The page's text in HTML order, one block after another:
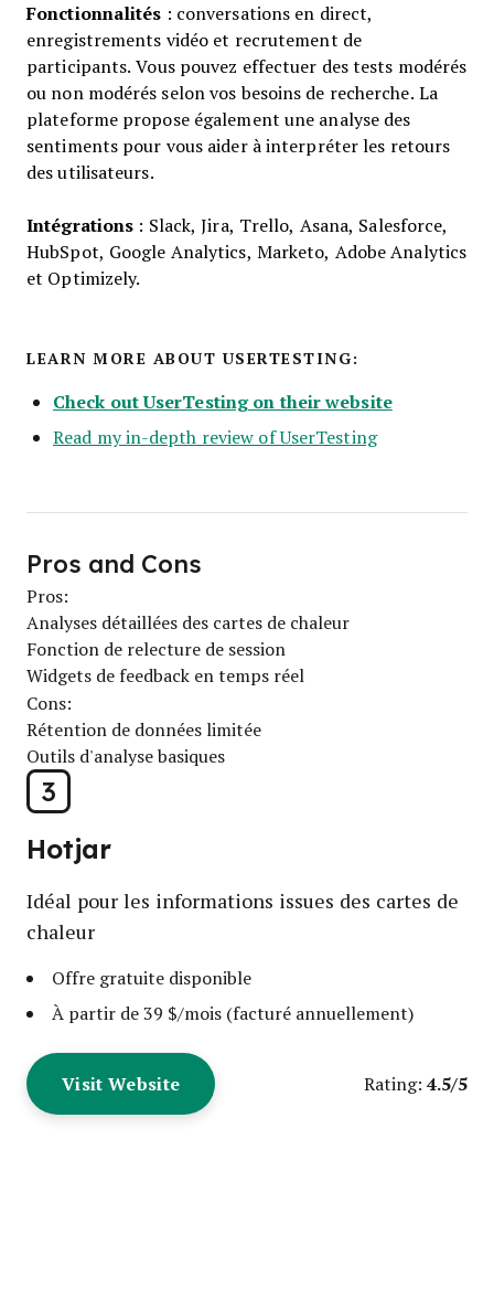
Fonctionnalités : conversations en direct,
enregistrements vidéo et recrutement de
participants. Vous pouvez effectuer des tests modérés
ou non modérés selon vos besoins de recherche. La
plateforme propose également une analyse des
sentiments pour vous aider à interpréter les retours
des utilisateurs.
Intégrations : Slack, Jira, Trello, Asana, Salesforce,
HubSpot, Google Analytics, Marketo, Adobe Analytics
et Optimizely.
LEARN MORE ABOUT USERTESTING:
Check out UserTesting on their website
Read my in-depth review of UserTesting
3
Hotjar
Idéal pour les informations issues des cartes de
chaleur
Offre gratuite disponible
À partir de 39 $/mois (facturé annuellement)
Visit Website Rating: 4.5/5
Pros and Cons
Pros:
Analyses détaillées des cartes de chaleur
Fonction de relecture de session
Widgets de feedback en temps réel
Cons:
Rétention de données limitée
Outils d'analyse basiques